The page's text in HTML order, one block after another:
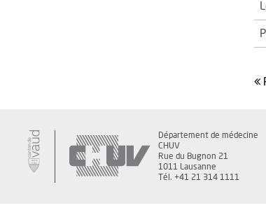
Département de médecine
CHUV
Rue du Bugnon 21
1011 Lausanne
Tél. +41 21 314 1111